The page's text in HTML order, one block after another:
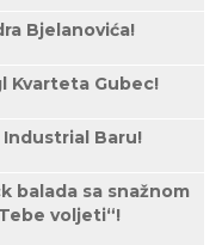
Bjelanovića!
Kvarteta Gubec!
Baru!
balada sa snažnom
voljeti“!